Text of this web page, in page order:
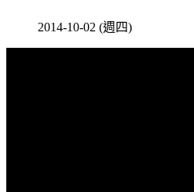
2014-10-02 (週四)